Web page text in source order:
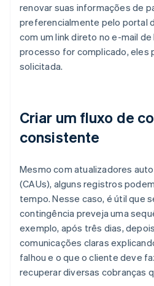
renovar suas informações de
preferencialmente pelo portal
com um link direto no e-mail
processo for complicado, eles
solicitada.
Criar um fluxo de
consistente
Mesmo com atualizadores
(CAUs), alguns registros
tempo. Nesse caso, é útil que
contingência preveja uma
exemplo, após três dias,
comunicações claras
falhou e o que o cliente deve
recuperar diversas cobranças